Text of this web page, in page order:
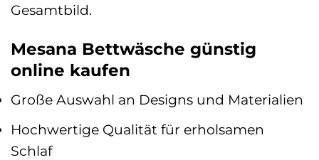
Gesamtbild.
Mesana Bettwäsche günstig
online kaufen
Große Auswahl an Designs und Materialien
Hochwertige Qualität für erholsamen
Schlaf